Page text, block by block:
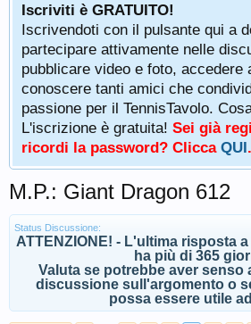
Iscriviti è GRATUITO!
Iscrivendoti con il pulsante qui a
partecipare attivamente nelle
pubblicare video e foto, accedere
conoscere tanti amici che
passione per il TennisTavolo.
L'iscrizione è gratuita! Sei già
ricordi la password? Clicca QUI.
M.P.: Giant Dragon 612
Status Discussione:
ATTENZIONE! - L'ultima risposta
ha più di 365
Valuta se potrebbe aver senso
discussione sull'argomento o
possa essere utile